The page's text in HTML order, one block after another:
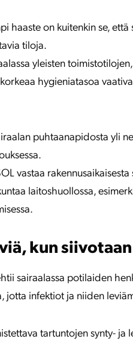
haaste on kuitenkin se,
tiloja.
yleisten
hygieniatasoa
puhtaanapidosta yli
vastaa
laitoshuollossa,
kun
sairaalassa potilaiden
jotta infektiot ja niiden
tartuntojen synty- ja